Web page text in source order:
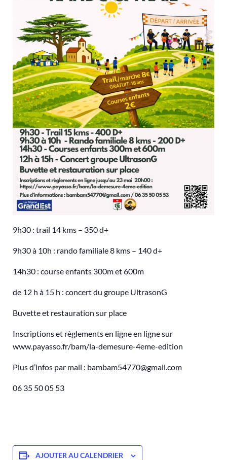
9h30 : trail 14 kms – 350 d+
9h30 à 10h : rando familiale 8 kms – 140 d+
14h30 : course enfants 300m et 600m
de 12 h à 15 h : concert du groupe UltrasonG
Buvette et restauration sur place
Inscriptions et règlements en ligne en ligne sur
www.payasso.fr/bam/la-demesure-4eme-edition
Plus d’infos par mail : bambam54770@gmail.com
06 35 50 05 53
AJOUTER AU CALENDRIER